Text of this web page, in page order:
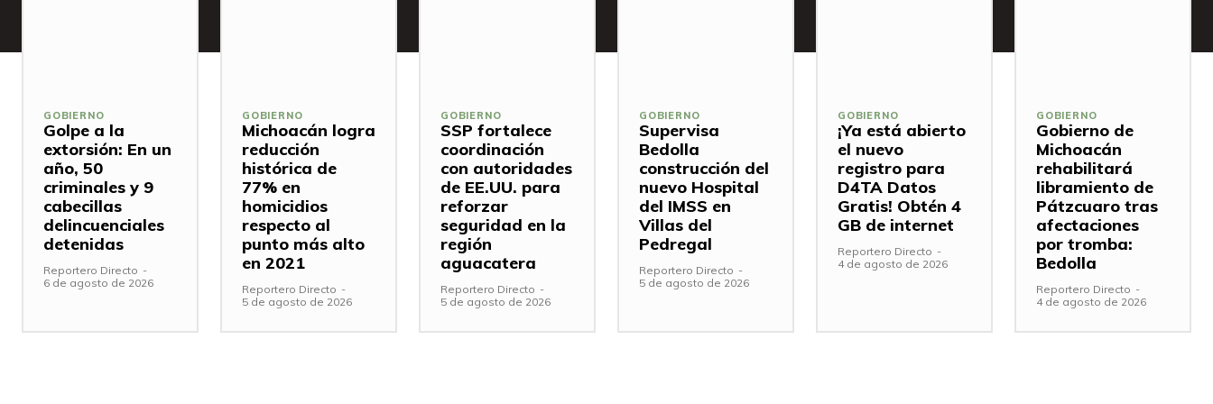
GOBIERNO
Golpe a la
extorsión: En un
año, 50
criminales y 9
cabecillas
delincuenciales
detenidas
Reportero Directo -
6 de agosto de 2026
GOBIERNO
Michoacán logra
reducción
histórica de
77% en
homicidios
respecto al
punto más alto
en 2021
Reportero Directo -
5 de agosto de 2026
GOBIERNO
SSP fortalece
coordinación
con autoridades
de EE.UU. para
reforzar
seguridad en la
región
aguacatera
Reportero Directo -
5 de agosto de 2026
GOBIERNO
Supervisa
Bedolla
construcción del
nuevo Hospital
del IMSS en
Villas del
Pedregal
Reportero Directo -
5 de agosto de 2026
GOBIERNO
¡Ya está abierto
el nuevo
registro para
D4TA Datos
Gratis! Obtén 4
GB de internet
Reportero Directo -
4 de agosto de 2026
GOBIERNO
Gobierno de
Michoacán
rehabilitará
libramiento de
Pátzcuaro tras
afectaciones
por tromba:
Bedolla
Reportero Directo -
4 de agosto de 2026